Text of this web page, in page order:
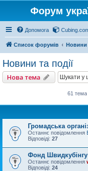
Форум
Допомога
Список форумів Новини
Новини та події
Нова тема
61 тема
Громадська
Останнє повідомлення
Відповіді: 27
Фонд Швидкубінгу
Останнє повідомлення
Відповіді: 24